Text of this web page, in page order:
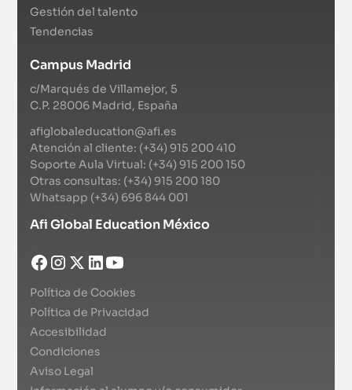
Gestión del talento
Tendencias
Campus Madrid
c/Marqués de Villamejor, 5
C.P. 28006 Madrid, España
afiglobaleducation@afi.es
Atención al cliente: (+34) 915 200 410
Soporte Aula Virtual: (+34) 915 200 150
Otras consultas: (+34) 915 200 180
Whatsapp (+34) 696 844 001
Afi Global Education México
Política de Cookies
Política de Privacidad
Accesibilidad
Condiciones
Aviso Legal